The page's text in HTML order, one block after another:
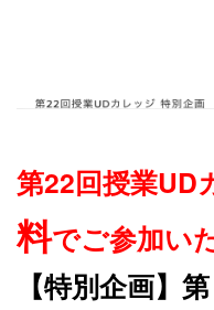
第22回授業UD
料でご参加い
【特別企画】